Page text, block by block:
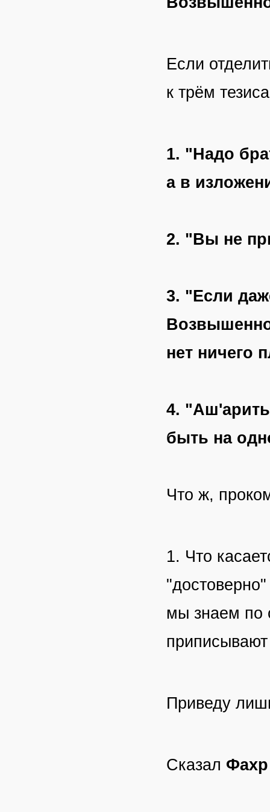
Если
к трём
1. "Надо
а в
2. "Вы не
3. "Если
нет ничего
4.
быть на
Что ж,
1. Что
мы знаем по
Приведу
Сказал